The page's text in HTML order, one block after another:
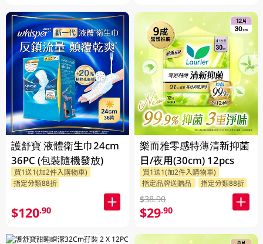
護舒寶 液體衛生巾24cm
36PC (包裝隨機發放)
買1送1(加2件入購物車)
指定分類88折
$120.90
樂而雅零感特薄清新抑菌
日/夜用(30cm) 12pcs
買1送1(加2件入購物車)
指定品牌送贈品
指定分類88折
$38.90
$29.90